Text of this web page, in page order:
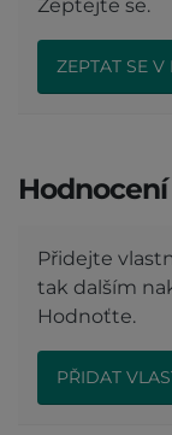
Zeptejte se.
ZEPTAT SE V
Přidejte
tak dalším
Hodnoťte.
PŘIDAT